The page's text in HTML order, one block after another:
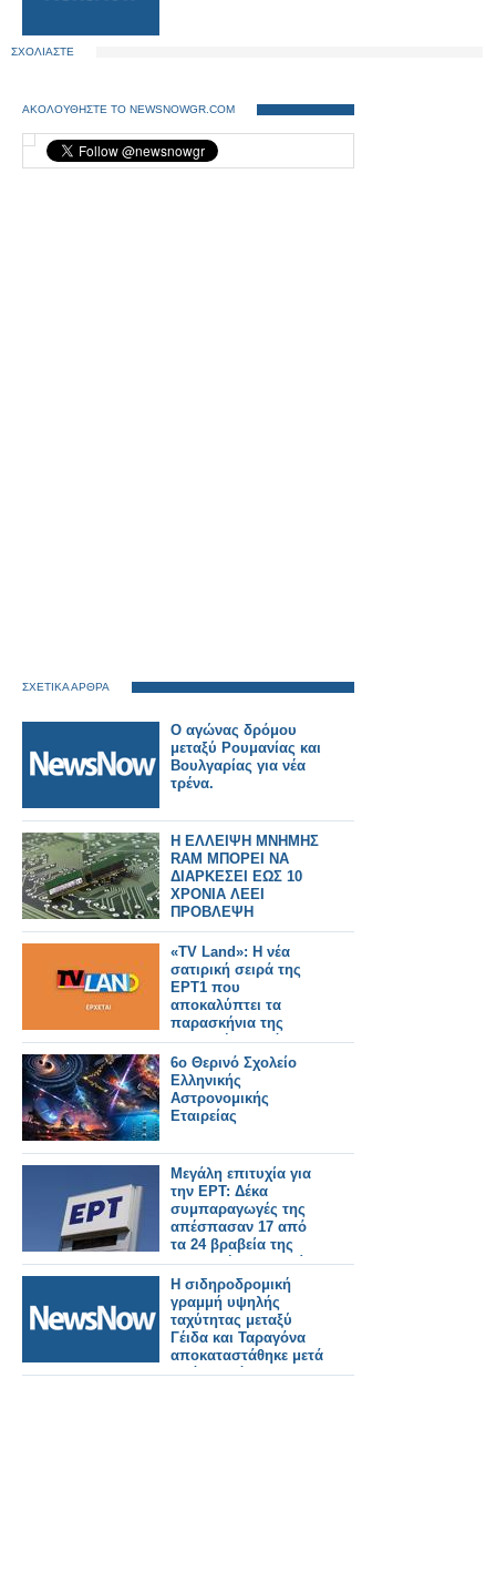
ΣΧΟΛΙΑΣΤΕ
ΑΚΟΛΟΥΘΗΣΤΕ ΤΟ NEWSNOWGR.COM
ΣΧΕΤΙΚΑ ΑΡΘΡΑ
Ο αγώνας δρόμου
μεταξύ Ρουμανίας και
Βουλγαρίας για νέα
τρένα.
Η ΕΛΛΕΙΨΗ ΜΝΗΜΗΣ
RAM ΜΠΟΡΕΙ ΝΑ
ΔΙΑΡΚΕΣΕΙ ΕΩΣ 10
ΧΡΟΝΙΑ ΛΕΕΙ
ΠΡΟΒΛΕΨΗ
«TV Land»: Η νέα
σατιρική σειρά της
ΕΡΤ1 που
αποκαλύπτει τα
παρασκήνια της
ελληνικής τηλεόρασης
- Δείτε το τρέιλερ
6ο Θερινό Σχολείο
Ελληνικής
Αστρονομικής
Εταιρείας
Μεγάλη επιτυχία για
την ΕΡΤ: Δέκα
συμπαραγωγές της
απέσπασαν 17 από
τα 24 βραβεία της
Ελληνικής Ακαδημίας
Κινηματογράφου
Η σιδηροδρομική
γραμμή υψηλής
ταχύτητας μεταξύ
Γέιδα και Ταραγόνα
αποκαταστάθηκε μετά
από σχεδόν τρεις